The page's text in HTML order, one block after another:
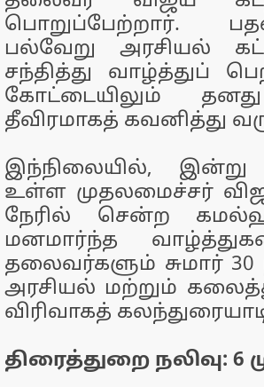
பொறுப்பேற்றார்.
பல்வேறு அரசியல்
சந்தித்து வாழ்த்துப்
கோட்டையிலும்
தீவிரமாகத் கவனித்து
இந்நிலையில்,
உள்ள முதலமைச்சர்
நேரில் சென்ற
மனமார்ந்த
தலைவர்களும் சுமார்
அரசியல் மற்றும்
விரிவாகத்
திரைத்துறை நலிவு: